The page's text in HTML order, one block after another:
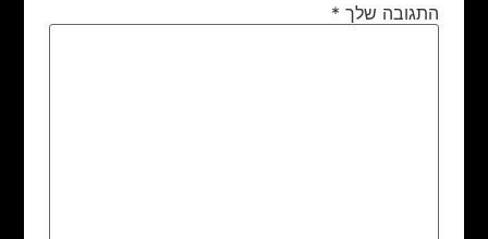
התגובה שלך *